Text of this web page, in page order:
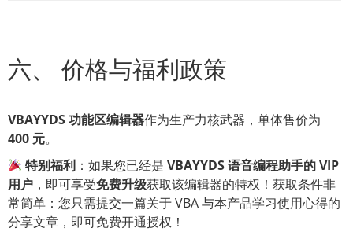
六、 价格与福利政策
VBAYYDS 功能区编辑器作为生产力核武器，单体售价为
400 元。
特别福利 ：如果您已经是VBAYYDS 语音编程助手的 VIP
用户 ，即可享受免费升级获取该编辑器的特权！获取条件非
常简单：您只需提交一篇关于 VBA 与本产品学习使用心得的
分享文章，即可免费开通授权！